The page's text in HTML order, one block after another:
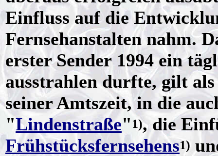
Einfluss auf die
Fernsehanstalten nahm.
erster Sender 1994 ein
ausstrahlen durfte, gilt
seiner Amtszeit, in die
"Lindenstraße" 1), die
Frühstücksfernsehens1)